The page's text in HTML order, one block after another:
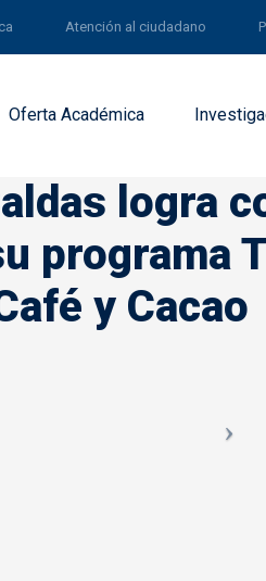
Atención al ciudadano
Oferta Académica
logra
programa
y Cacao